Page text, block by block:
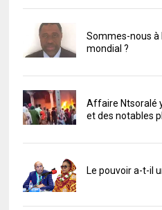
Sommes-nous à
mondial ?
Affaire Ntsoralé
et des notables
Le pouvoir a-t-il